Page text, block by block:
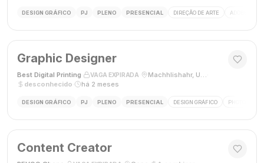
DESIGN GRÁFICO PJ PLENO PRESENCIAL DIREÇÃO DE ARTE ADOBE
Graphic Designer
Best Digital Printing VAGA EXPIRADA Machhlishahr, Uttar Pradesh, Índia
desconhecido
há 2 meses
DESIGN GRÁFICO PJ PLENO PRESENCIAL DESIGN GRÁFICO PHOTOSHOP
Content Creator